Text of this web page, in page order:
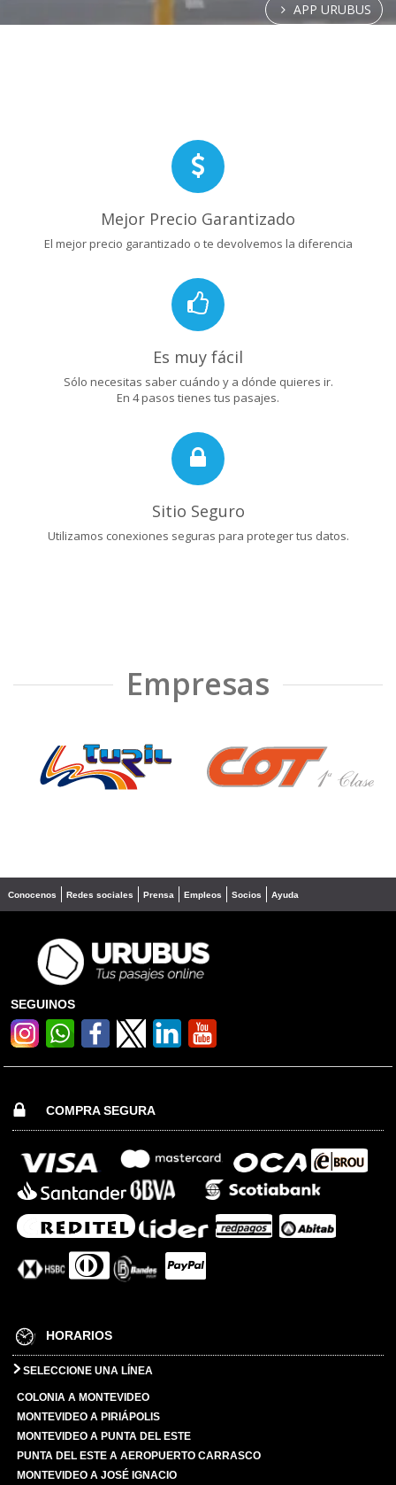
APP URUBUS
Mejor Precio Garantizado
El mejor precio garantizado o te devolvemos la diferencia
Es muy fácil
Sólo necesitas saber cuándo y a dónde quieres ir.
En 4 pasos tienes tus pasajes.
Sitio Seguro
Utilizamos conexiones seguras para proteger tus datos.
Empresas
❮ ❯
Conocenos Redes sociales Prensa Empleos Socios Ayuda
SEGUINOS
COMPRA SEGURA
HORARIOS
SELECCIONE UNA LÍNEA
COLONIA A MONTEVIDEO
MONTEVIDEO A PIRIÁPOLIS
MONTEVIDEO A PUNTA DEL ESTE
PUNTA DEL ESTE A AEROPUERTO CARRASCO
MONTEVIDEO A JOSÉ IGNACIO